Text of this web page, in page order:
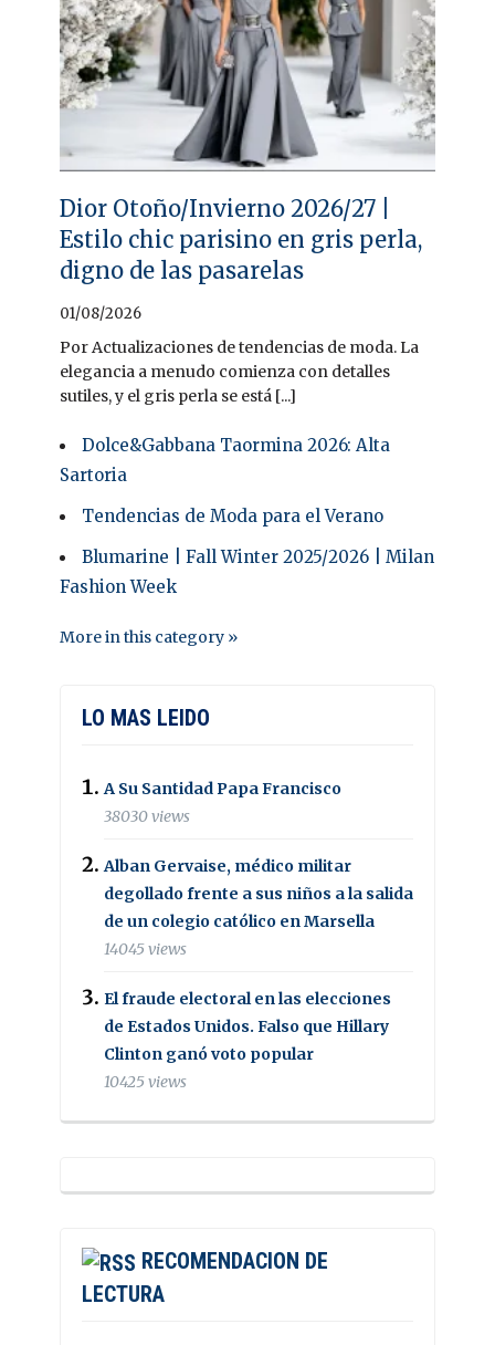
Dior Otoño/Invierno 2026/27 |
Estilo chic parisino en gris perla,
digno de las pasarelas
01/08/2026
Por Actualizaciones de tendencias de moda. La
elegancia a menudo comienza con detalles
sutiles, y el gris perla se está [...]
Dolce&Gabbana Taormina 2026: Alta
Sartoria
Tendencias de Moda para el Verano
Blumarine | Fall Winter 2025/2026 | Milan
Fashion Week
More in this category »
LO MAS LEIDO
A Su Santidad Papa Francisco
38030 views
Alban Gervaise, médico militar
degollado frente a sus niños a la salida
de un colegio católico en Marsella
14045 views
El fraude electoral en las elecciones
de Estados Unidos. Falso que Hillary
Clinton ganó voto popular
10425 views
RECOMENDACION DE
LECTURA